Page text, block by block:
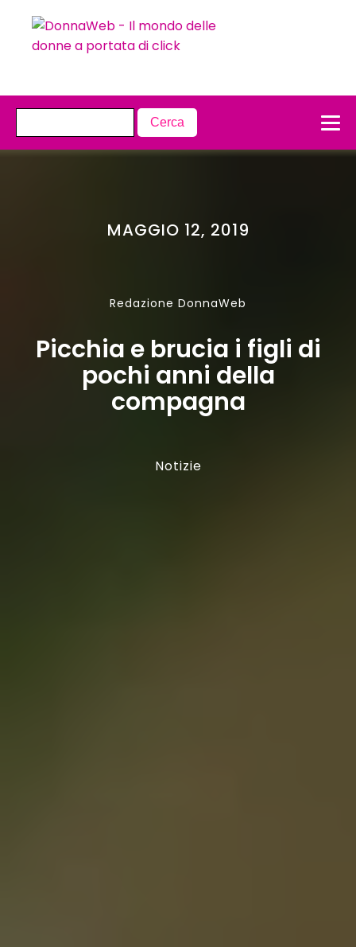
MAGGIO 12, 2019
Redazione DonnaWeb
Picchia e brucia i figli di
pochi anni della
compagna
Notizie